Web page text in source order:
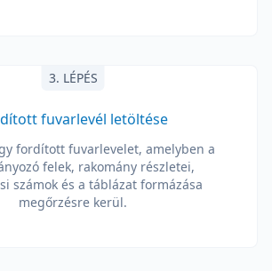
3. LÉPÉS
fuvarlevél letöltése
fordított fuvarlevelet, amelyben a
felek, rakomány részletei,
számok és a táblázat formázása
megőrzésre kerül.